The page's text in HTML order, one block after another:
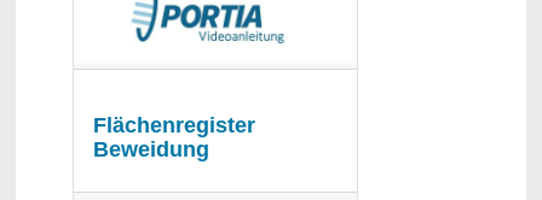
Flächenregister
Beweidung